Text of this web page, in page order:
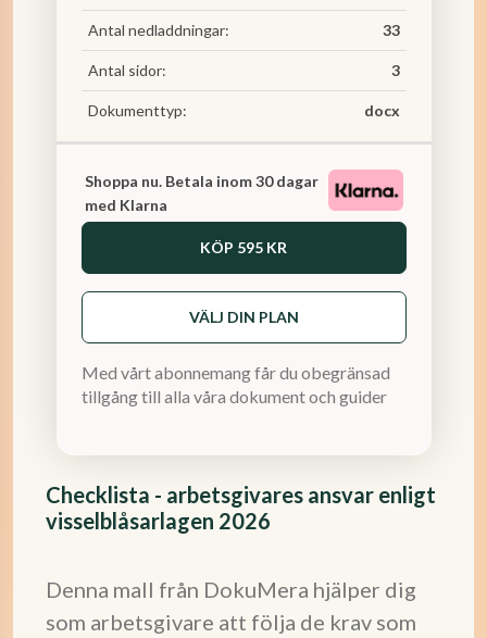
Checklista - arbetsgivares ansvar enligt
visselblåsarlagen 2026
Denna mall från DokuMera hjälper dig
som arbetsgivare att följa de krav som
Antal nedladdningar: 33
Antal sidor: 3
Dokumenttyp: docx
Shoppa nu. Betala inom 30 dagar
med Klarna
KÖP 595 KR
VÄLJ DIN PLAN
Med vårt abonnemang får du obegränsad
tillgång till alla våra dokument och guider